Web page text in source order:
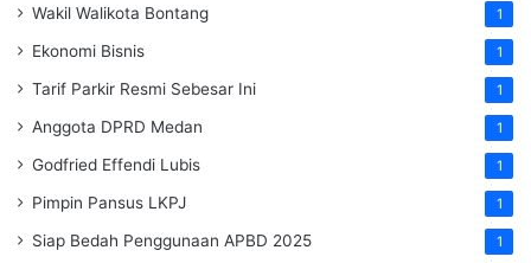
Wakil Walikota Bontang 1
Ekonomi Bisnis 1
Tarif Parkir Resmi Sebesar Ini 1
Anggota DPRD Medan 1
Godfried Effendi Lubis 1
Pimpin Pansus LKPJ 1
Siap Bedah Penggunaan APBD 2025 1